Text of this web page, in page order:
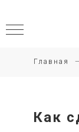
Главная
Как